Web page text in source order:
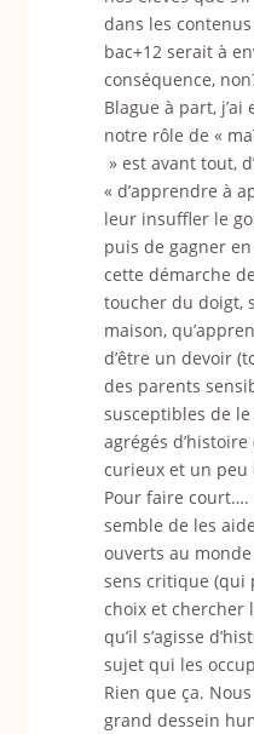
dans les
bac+12 serait à
conséquence,
Blague à part,
notre rôle de «
» est avant tout,
« d’apprendre à
leur insuffler le
puis de gagner
cette démarche
toucher du doigt,
maison,
d’être un devoir
des parents
susceptibles de
agrégés
curieux et un peu
Pour faire
semble de les
ouverts au
sens critique (qui
choix et chercher
qu’il s’agisse
sujet qui les
Rien que ça.
grand dessein